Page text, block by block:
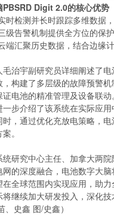
PBSRD Digit 2.0的核心优势
时检测并长时跟踪多维数据
级告警机制提供全方位的保
端汇聚历史数据，结合边缘
治宇副研究员详细阐述了
构建了多层级的故障预警
电池的精准管理及设备联动
步介绍了该系统在实际应
，通过优化充放电策略，
。
研究中心主任、加拿大两
的深度融合，电池数字大
全球范围内实现应用，助
继续加大研发投入，深化
史鑫 图/史鑫）